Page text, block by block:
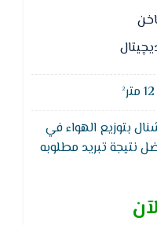
بتوزيع الهواء في
نتيجة تبريد مطلوبه